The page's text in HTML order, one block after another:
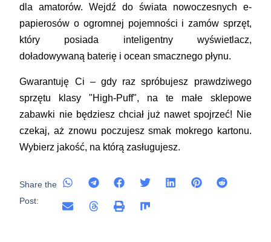
dla amatorów. Wejdź do świata nowoczesnych e-
papierosów o ogromnej pojemności i zamów sprzęt,
który posiada inteligentny wyświetlacz,
doładowywaną baterię i ocean smacznego płynu.
Gwarantuję Ci – gdy raz spróbujesz prawdziwego
sprzętu klasy "High-Puff", na te małe sklepowe
zabawki nie będziesz chciał już nawet spojrzeć! Nie
czekaj, aż znowu poczujesz smak mokrego kartonu.
Wybierz jakość, na którą zasługujesz.
Share the
Post: